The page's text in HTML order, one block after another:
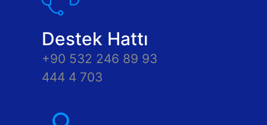
Destek Hattı
+90 532 246 89 93
444 4 703